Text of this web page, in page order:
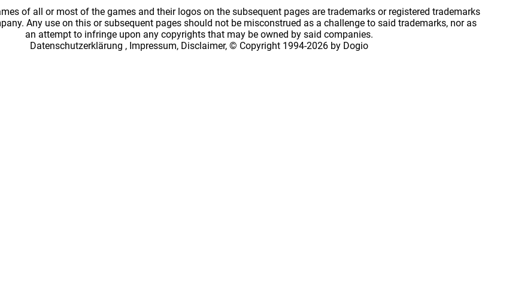
of all or most of the games and their logos on the subsequent pages are trademarks or registered trademarks
Any use on this or subsequent pages should not be misconstrued as a challenge to said trademarks, nor as
an attempt to infringe upon any copyrights that may be owned by said companies.
Datenschutzerklärung , Impressum, Disclaimer, © Copyright 1994-2026 by Dogio